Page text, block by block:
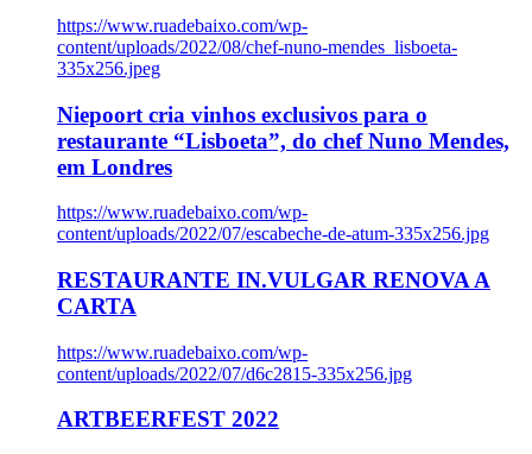
https://www.ruadebaixo.com/wp-
content/uploads/2022/08/chef-nuno-mendes_lisboeta-
335x256.jpeg
Niepoort cria vinhos exclusivos para o
restaurante “Lisboeta”, do chef Nuno Mendes,
em Londres
https://www.ruadebaixo.com/wp-
content/uploads/2022/07/escabeche-de-atum-335x256.jpg
RESTAURANTE IN.VULGAR RENOVA A
CARTA
https://www.ruadebaixo.com/wp-
content/uploads/2022/07/d6c2815-335x256.jpg
ARTBEERFEST 2022